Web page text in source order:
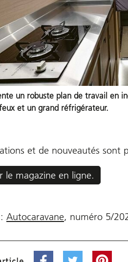
un robuste plan de travail en
et un grand réfrigérateur.
et de nouveautés sont
le magazine en ligne.
Autocaravane, numéro 5/